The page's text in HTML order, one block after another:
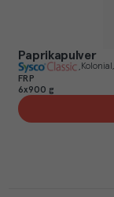
Paprikapulver
Kolonial
FRP
6x900 g